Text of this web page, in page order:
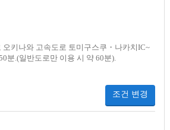
오키나와 고속도로 토미구스쿠・나카치IC~
분.(일반도로만 이용 시 약 60분).
조건 변경